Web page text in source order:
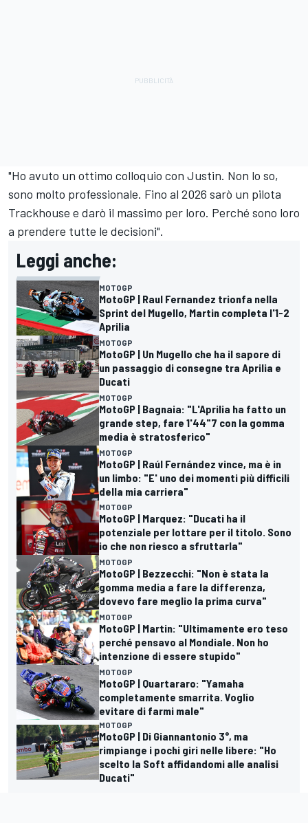
"Ho avuto un ottimo colloquio con Justin. Non lo so,
sono molto professionale. Fino al 2026 sarò un pilota
Trackhouse e darò il massimo per loro. Perché sono loro
a prendere tutte le decisioni".
Leggi anche:
MOTOGP
MotoGP | Raul Fernandez trionfa nella
Sprint del Mugello, Martin completa l'1-2
Aprilia
MOTOGP
MotoGP | Un Mugello che ha il sapore di
un passaggio di consegne tra Aprilia e
Ducati
MOTOGP
MotoGP | Bagnaia: "L'Aprilia ha fatto un
grande step, fare 1'44"7 con la gomma
media è stratosferico"
MOTOGP
MotoGP | Raúl Fernández vince, ma è in
un limbo: "E' uno dei momenti più difficili
della mia carriera"
MOTOGP
MotoGP | Marquez: "Ducati ha il
potenziale per lottare per il titolo. Sono
io che non riesco a sfruttarla"
MOTOGP
MotoGP | Bezzecchi: "Non è stata la
gomma media a fare la differenza,
dovevo fare meglio la prima curva"
MOTOGP
MotoGP | Martin: "Ultimamente ero teso
perché pensavo al Mondiale. Non ho
intenzione di essere stupido"
MOTOGP
MotoGP | Quartararo: "Yamaha
completamente smarrita. Voglio
evitare di farmi male"
MOTOGP
MotoGP | Di Giannantonio 3°, ma
rimpiange i pochi giri nelle libere: "Ho
scelto la Soft affidandomi alle analisi
Ducati"